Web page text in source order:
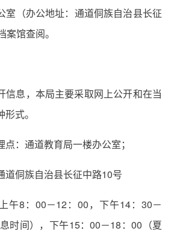
室（办公地址：通道侗族自治县长征
馆查阅。
信息，本局主要采取网上公开和在当
式。
：通道教育局一楼办公室；
道侗族自治县长征中路10号
午8：00－12：00，下午14：30－
时间），下午15：00－18：00（夏